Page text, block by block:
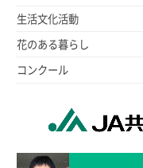
生活文化活動
花のある暮らし
コンクール